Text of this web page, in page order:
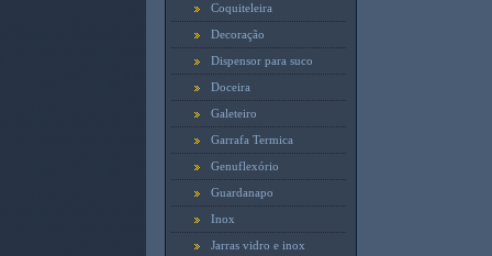
Coquiteleira
Decoração
Dispensor para suco
Doceira
Galeteiro
Garrafa Termica
Genuflexório
Guardanapo
Inox
Jarras vidro e inox